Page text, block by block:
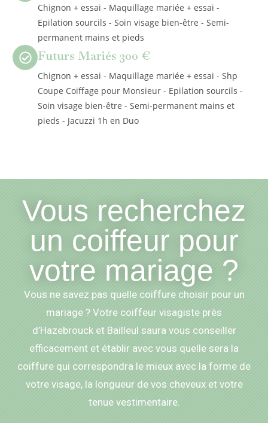
Chignon + essai - Maquillage mariée + essai -
Epilation sourcils - Soin visage bien-être - Semi-
permanent mains et pieds
Futurs Mariés 300 €
Chignon + essai - Maquillage mariée + essai - Shp
Coupe Coiffage pour Monsieur - Epilation sourcils -
Soin visage bien-être - Semi-permanent mains et
pieds - Jacuzzi 1h en Duo
Vous ne savez pas quelle coiffure choisir pour un
mariage ? Votre coiffeur visagiste près
d’Hazebrouck et Bailleul saura vous conseiller
efficacement et établir avec vous quelle sera la
coiffure qui correspondra le mieux avec la forme de
votre visage, la longueur de vos cheveux et votre
tenue vestimentaire.
Vous recherchez
un coiffeur pour
votre mariage ?